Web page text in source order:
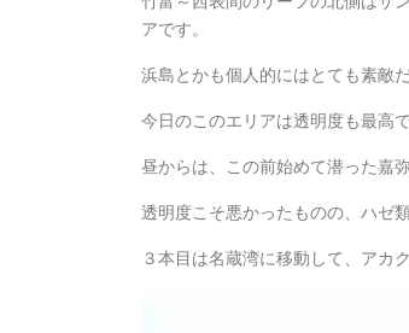
アです。
浜島とかも個人的にはとても素敵
今日のこのエリアは透明度も最高
昼からは、この前始めて潜った嘉
透明度こそ悪かったものの、ハゼ
３本目は名蔵湾に移動して、アカ